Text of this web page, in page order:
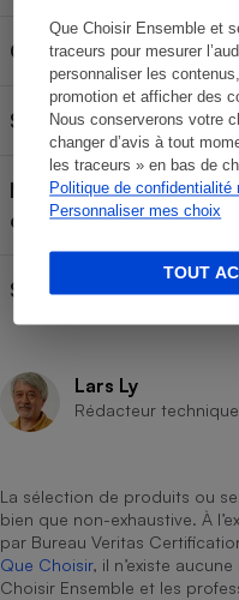
Que Choisir Ensemble et
traceurs pour mesurer
personnaliser les
promotion et afficher des
Nous conserverons votre
changer d’avis à tout
les traceurs » en bas de
Politique de
Personnaliser mes choix
TOUT
Groupe ou équivalent
Siège homologué pour
Mode d'installation de
configuration testée
Siège pivotant
Lars Ly
Rédacteur technique
La sélection de produits ou
bien que non-exhaustive. À
par Bureau Veritas
Que Choisir, il n’existe
Choisir Ensemble et les